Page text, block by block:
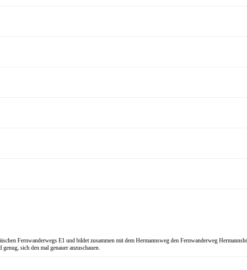
Fernwanderwegs E1 und bildet zusammen mit dem Hermannsweg den Fernwanderweg
sich den mal genauer anzuschauen.